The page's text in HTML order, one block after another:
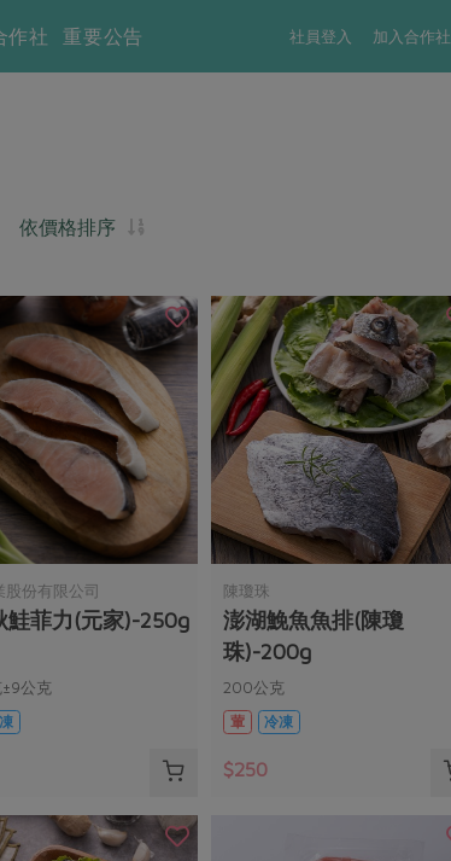
社員登入 加入合作社
作社 重要公告
依價格排序
股份有限公司
鮭菲力(元家)-250g
公克
陳瓊珠
澎湖鮸魚魚排(陳瓊
珠)-200g
200公克
葷
冷凍
$250